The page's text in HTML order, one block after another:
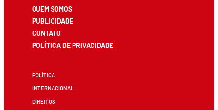
QUEM SOMOS
PUBLICIDADE
CONTATO
POLÍTICA DE PRIVACIDADE
POLÍTICA
INTERNACIONAL
DIREITOS